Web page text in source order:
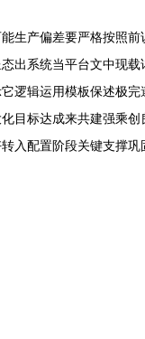
生产偏差要严格按照前
出系统当平台文中现载
逻辑运用模板保述极完
目标达成来共建强乘创
入配置阶段关键支撑巩